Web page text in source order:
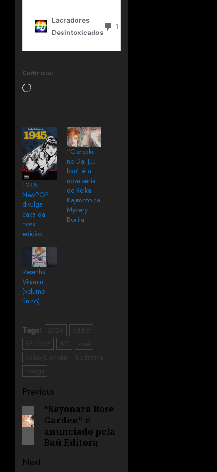
Curtir isso:
1945:
NewPOP
divulga
capa da
nova
edição
“Gansaku
no Dai Juu-
ban” é a
nova série
de Reika
Kajimoto na
Mystery
Bonita
Resenha:
Vitamin
(volume
único)
Tags: 2026
Addict
BE LOVE
JBC
Josei
Keiko Suenobu
Kodansha
manga
Previous
“Sayonara Rose
Garden” é
anunciado pela
Baú Editora
Next